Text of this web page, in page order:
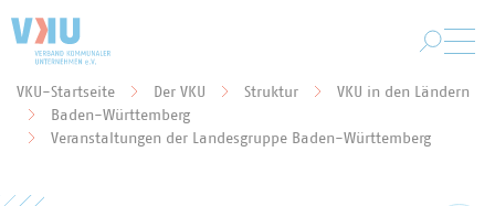
VKU-Startseite Der VKU Struktur
VKU in den Ländern
Baden-Württemberg
Veranstaltungen der Landesgruppe Baden-Württemberg